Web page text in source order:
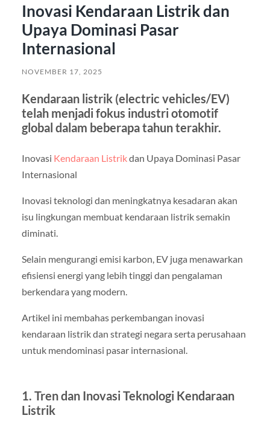
Inovasi Kendaraan Listrik dan
Upaya Dominasi Pasar
Internasional
NOVEMBER 17, 2025
Kendaraan listrik (electric vehicles/EV)
telah menjadi fokus industri otomotif
global dalam beberapa tahun terakhir.
Inovasi Kendaraan Listrikdan Upaya Dominasi Pasar
Internasional
Inovasi teknologi dan meningkatnya kesadaran akan
isu lingkungan membuat kendaraan listrik semakin
diminati.
Selain mengurangi emisi karbon, EV juga menawarkan
efisiensi energi yang lebih tinggi dan pengalaman
berkendara yang modern.
Artikel ini membahas perkembangan inovasi
kendaraan listrik dan strategi negara serta perusahaan
untuk mendominasi pasar internasional.
1. Tren dan Inovasi Teknologi Kendaraan
Listrik